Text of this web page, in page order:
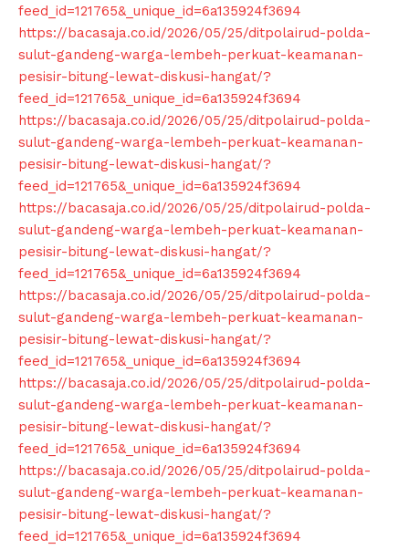
News Week
Magazine PRO
SUBSCRIBE NOW
Company
About
Contact us
Subscription Plans
feed_id=121765&_unique_id=6a135924f3694
https://bacasaja.co.id/2026/05/25/ditpolairud-polda-
sulut-gandeng-warga-lembeh-perkuat-keamanan-
pesisir-bitung-lewat-diskusi-hangat/?
feed_id=121765&_unique_id=6a135924f3694
https://bacasaja.co.id/2026/05/25/ditpolairud-polda-
sulut-gandeng-warga-lembeh-perkuat-keamanan-
pesisir-bitung-lewat-diskusi-hangat/?
feed_id=121765&_unique_id=6a135924f3694
https://bacasaja.co.id/2026/05/25/ditpolairud-polda-
sulut-gandeng-warga-lembeh-perkuat-keamanan-
pesisir-bitung-lewat-diskusi-hangat/?
feed_id=121765&_unique_id=6a135924f3694
https://bacasaja.co.id/2026/05/25/ditpolairud-polda-
sulut-gandeng-warga-lembeh-perkuat-keamanan-
pesisir-bitung-lewat-diskusi-hangat/?
feed_id=121765&_unique_id=6a135924f3694
https://bacasaja.co.id/2026/05/25/ditpolairud-polda-
sulut-gandeng-warga-lembeh-perkuat-keamanan-
pesisir-bitung-lewat-diskusi-hangat/?
feed_id=121765&_unique_id=6a135924f3694
https://bacasaja.co.id/2026/05/25/ditpolairud-polda-
sulut-gandeng-warga-lembeh-perkuat-keamanan-
pesisir-bitung-lewat-diskusi-hangat/?
feed_id=121765&_unique_id=6a135924f3694